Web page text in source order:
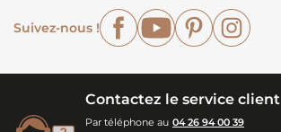
Suivez-nous !
FacebookYouTubePinterest
Contactez le service client
Par téléphone au 04 26 94 00 39